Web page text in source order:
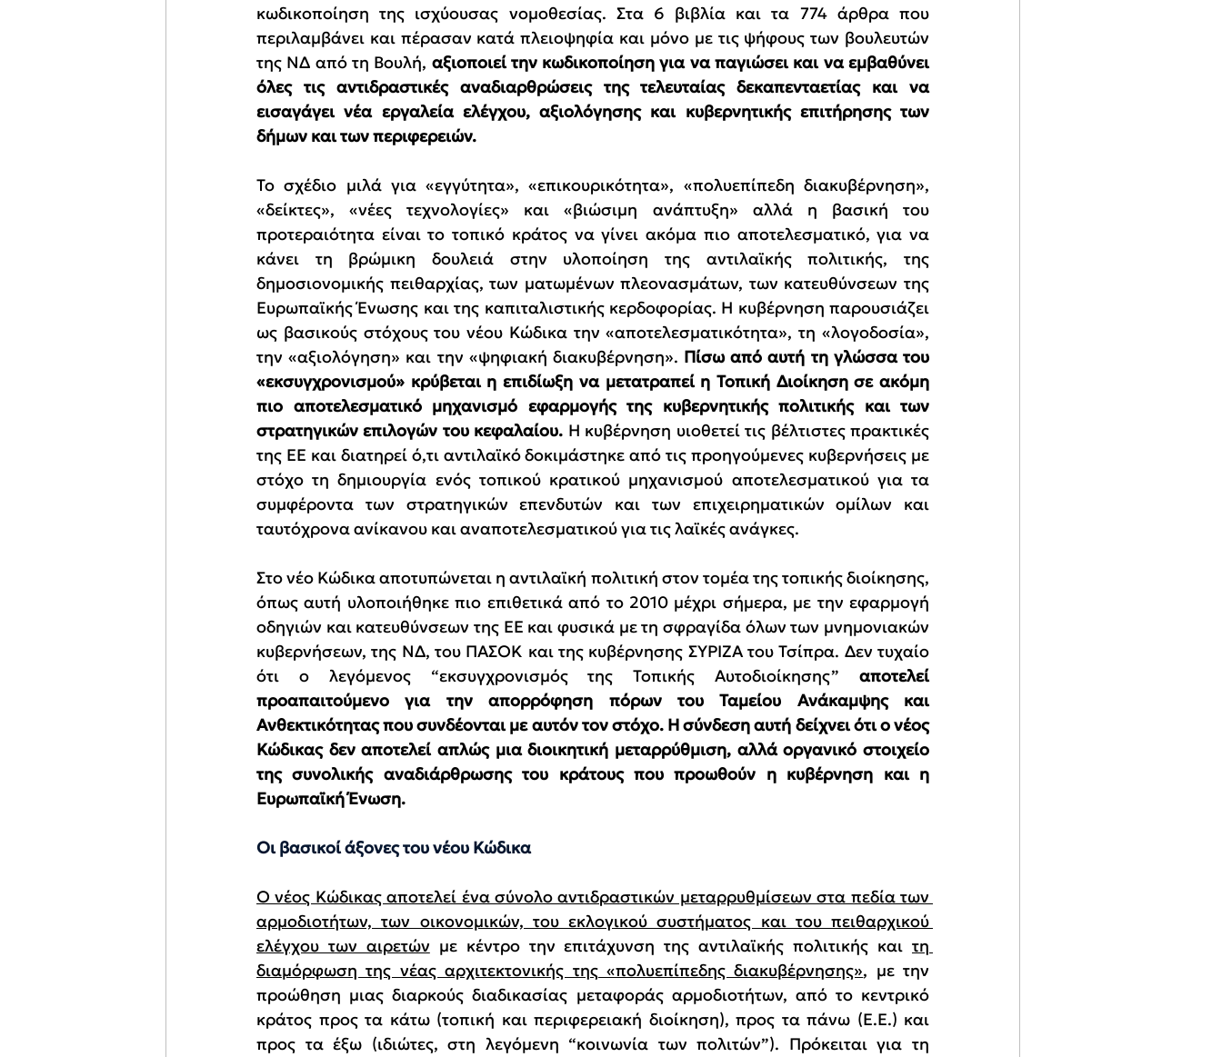
κωδικοποίηση της ισχύουσας νομοθεσίας. Στα 6 βιβλία και τα 774 άρθρα που
περιλαμβάνει και πέρασαν κατά πλειοψηφία και μόνο με τις ψήφους των βουλευτών
της ΝΔ από τη Βουλή, αξιοποιεί την κωδικοποίηση για να παγιώσει και να εμβαθύνει
όλες τις αντιδραστικές αναδιαρθρώσεις της τελευταίας δεκαπενταετίας και να
εισαγάγει νέα εργαλεία ελέγχου, αξιολόγησης και κυβερνητικής επιτήρησης των
δήμων και των περιφερειών.
Το σχέδιο μιλά για «εγγύτητα», «επικουρικότητα», «πολυεπίπεδη διακυβέρνηση»,
«δείκτες», «νέες τεχνολογίες» και «βιώσιμη ανάπτυξη» αλλά η βασική του
προτεραιότητα είναι το τοπικό κράτος να γίνει ακόμα πιο αποτελεσματικό, για να
κάνει τη βρώμικη δουλειά στην υλοποίηση της αντιλαϊκής πολιτικής, της
δημοσιονομικής πειθαρχίας, των ματωμένων πλεονασμάτων, των κατευθύνσεων της
Ευρωπαϊκής Ένωσης και της καπιταλιστικής κερδοφορίας. Η κυβέρνηση παρουσιάζει
ως βασικούς στόχους του νέου Κώδικα την «αποτελεσματικότητα», τη «λογοδοσία»,
την «αξιολόγηση» και την «ψηφιακή διακυβέρνηση». Πίσω από αυτή τη γλώσσα του
«εκσυγχρονισμού» κρύβεται η επιδίωξη να μετατραπεί η Τοπική Διοίκηση σε ακόμη
πιο αποτελεσματικό μηχανισμό εφαρμογής της κυβερνητικής πολιτικής και των
στρατηγικών επιλογών του κεφαλαίου. Η κυβέρνηση υιοθετεί τις βέλτιστες πρακτικές
της ΕΕ και διατηρεί ό,τι αντιλαϊκό δοκιμάστηκε από τις προηγούμενες κυβερνήσεις με
στόχο τη δημιουργία ενός τοπικού κρατικού μηχανισμού αποτελεσματικού για τα
συμφέροντα των στρατηγικών επενδυτών και των επιχειρηματικών ομίλων και
ταυτόχρονα ανίκανου και αναποτελεσματικού για τις λαϊκές ανάγκες.
Στο νέο Κώδικα αποτυπώνεται η αντιλαϊκή πολιτική στον τομέα της τοπικής διοίκησης,
όπως αυτή υλοποιήθηκε πιο επιθετικά από το 2010 μέχρι σήμερα, με την εφαρμογή
οδηγιών και κατευθύνσεων της ΕΕ και φυσικά με τη σφραγίδα όλων των μνημονιακών
κυβερνήσεων, της ΝΔ, του ΠΑΣΟΚ και της κυβέρνησης ΣΥΡΙΖΑ του Τσίπρα. Δεν τυχαίο
ότι ο λεγόμενος “εκσυγχρονισμός της Τοπικής Αυτοδιοίκησης” αποτελεί
προαπαιτούμενο για την απορρόφηση πόρων του Ταμείου Ανάκαμψης και
Ανθεκτικότητας που συνδέονται με αυτόν τον στόχο. Η σύνδεση αυτή δείχνει ότι ο νέος
Κώδικας δεν αποτελεί απλώς μια διοικητική μεταρρύθμιση, αλλά οργανικό στοιχείο
της συνολικής αναδιάρθρωσης του κράτους που προωθούν η κυβέρνηση και η
Ευρωπαϊκή Ένωση.
Οι βασικοί άξονες του νέου Κώδικα
Ο νέος Κώδικας αποτελεί ένα σύνολο αντιδραστικών μεταρρυθμίσεων στα πεδία των
αρμοδιοτήτων, των οικονομικών, του εκλογικού συστήματος και του πειθαρχικού
ελέγχου των αιρετών με κέντρο την επιτάχυνση της αντιλαϊκής πολιτικής και τη
διαμόρφωση της νέας αρχιτεκτονικής της «πολυεπίπεδης διακυβέρνησης», με την
προώθηση μιας διαρκούς διαδικασίας μεταφοράς αρμοδιοτήτων, από το κεντρικό
κράτος προς τα κάτω (τοπική και περιφερειακή διοίκηση), προς τα πάνω (Ε.Ε.) και
προς τα έξω (ιδιώτες, στη λεγόμενη “κοινωνία των πολιτών”). Πρόκειται για τη